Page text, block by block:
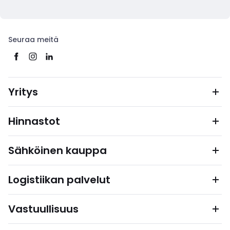
Seuraa meitä
Yritys
Hinnastot
Sähköinen kauppa
Logistiikan palvelut
Vastuullisuus